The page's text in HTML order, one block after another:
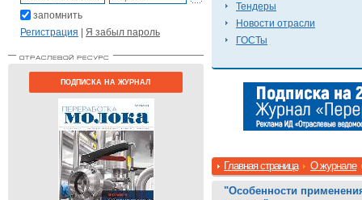
запомнить
Регистрация | Я забыл пароль
ПОДПИСКА НА ЖУРНАЛ
Тендеры
Новости отрасли
ГОСТы
Главная страница О журнале
"Особенности